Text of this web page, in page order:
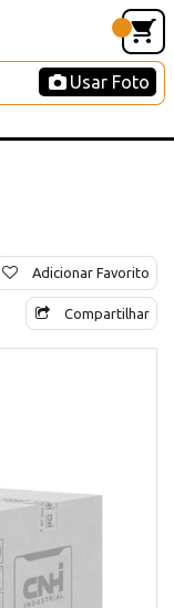
Usar Foto
Adicionar Favorito
Compartilhar